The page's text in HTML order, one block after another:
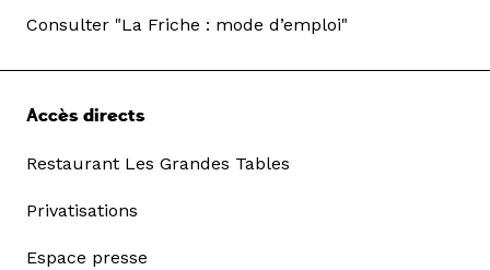
Consulter "La Friche : mode d’emploi"
Accès directs
Restaurant Les Grandes Tables
Privatisations
Espace presse